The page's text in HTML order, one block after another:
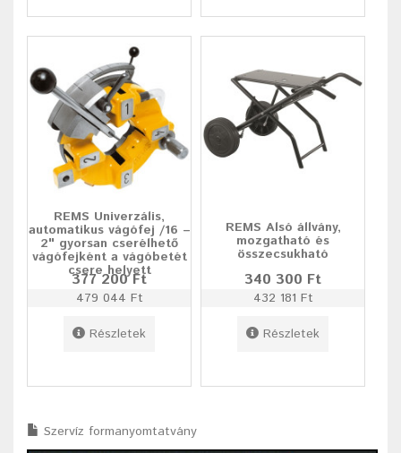
REMS Univerzális,
automatikus vágófej /16 –
2" gyorsan cserélhető
vágófejként a vágóbetét
csere helyett
377 200 Ft
479 044 Ft
Részletek
REMS Alsó állvány,
mozgatható és
összecsukható
340 300 Ft
432 181 Ft
Részletek
Szervíz formanyomtatvány